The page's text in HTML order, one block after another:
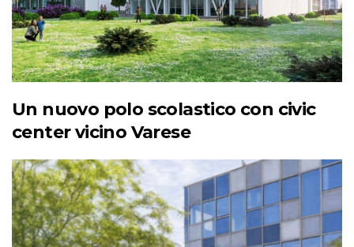
Un nuovo polo scolastico con civic
center vicino Varese